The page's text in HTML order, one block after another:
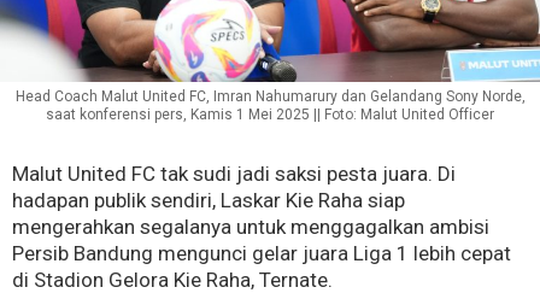
Head Coach Malut United FC, Imran Nahumarury dan Gelandang Sony Norde,
saat konferensi pers, Kamis 1 Mei 2025 || Foto: Malut United Officer
Malut United FC tak sudi jadi saksi pesta juara. Di
hadapan publik sendiri, Laskar Kie Raha siap
mengerahkan segalanya untuk menggagalkan ambisi
Persib Bandung mengunci gelar juara Liga 1 lebih cepat
di Stadion Gelora Kie Raha, Ternate.